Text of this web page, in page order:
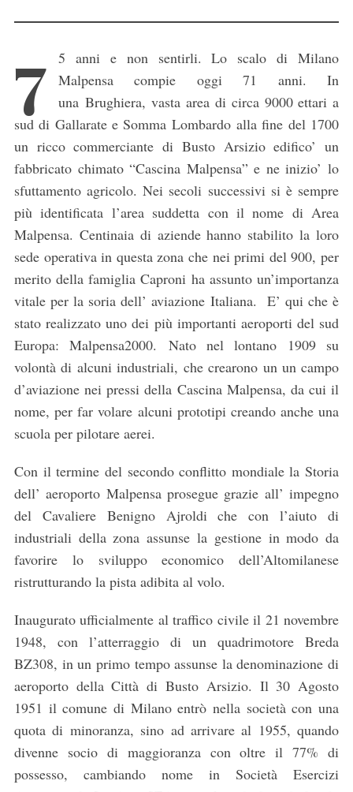
7
5 anni e non sentirli. Lo scalo di Milano
Malpensa compie oggi 71 anni. In
una Brughiera, vasta area di circa 9000 ettari a
sud di Gallarate e Somma Lombardo alla fine del 1700
un ricco commerciante di Busto Arsizio edifico’ un
fabbricato chimato “Cascina Malpensa” e ne inizio’ lo
sfuttamento agricolo. Nei secoli successivi si è sempre
più identificata l’area suddetta con il nome di Area
Malpensa. Centinaia di aziende hanno stabilito la loro
sede operativa in questa zona che nei primi del 900, per
merito della famiglia Caproni ha assunto un’importanza
vitale per la soria dell’ aviazione Italiana. E’ qui che è
stato realizzato uno dei più importanti aeroporti del sud
Europa: Malpensa2000. Nato nel lontano 1909 su
volontà di alcuni industriali, che crearono un un campo
d’aviazione nei pressi della Cascina Malpensa, da cui il
nome, per far volare alcuni prototipi creando anche una
scuola per pilotare aerei.
Con il termine del secondo conflitto mondiale la Storia
dell’ aeroporto Malpensa prosegue grazie all’ impegno
del Cavaliere Benigno Ajroldi che con l’aiuto di
industriali della zona assunse la gestione in modo da
favorire lo sviluppo economico dell’Altomilanese
ristrutturando la pista adibita al volo.
Inaugurato ufficialmente al traffico civile il 21 novembre
1948, con l’atterraggio di un quadrimotore Breda
BZ308, in un primo tempo assunse la denominazione di
aeroporto della Città di Busto Arsizio. Il 30 Agosto
1951 il comune di Milano entrò nella società con una
quota di minoranza, sino ad arrivare al 1955, quando
divenne socio di maggioranza con oltre il 77% di
possesso, cambiando nome in Società Esercizi